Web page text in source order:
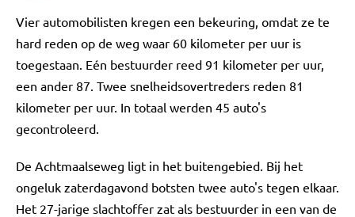
Vier automobilisten kregen een bekeuring, omdat ze te
hard reden op de weg waar 60 kilometer per uur is
toegestaan. Eén bestuurder reed 91 kilometer per uur,
een ander 87. Twee snelheidsovertreders reden 81
kilometer per uur. In totaal werden 45 auto's
gecontroleerd.
De Achtmaalseweg ligt in het buitengebied. Bij het
ongeluk zaterdagavond botsten twee auto's tegen elkaar.
Het 27-jarige slachtoffer zat als bestuurder in een van de